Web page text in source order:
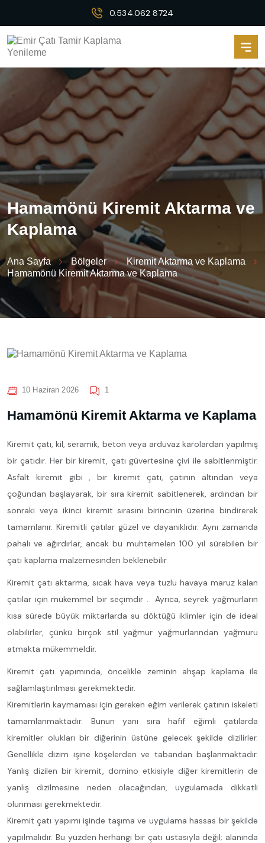
0.534.062 8724
Hamamönü Kiremit Aktarma ve
Kaplama
Ana Sayfa Bölgeler
Kiremit Aktarma ve Kaplama
Hamamönü Kiremit Aktarma ve Kaplama
10 Haziran 2026 1
Hamamönü Kiremit Aktarma ve Kaplama
Kiremit çatı, kil, seramik, beton veya arduvaz karolardan yapılmış
bir çatıdır. Her bir kiremit, çatı güvertesine çivi ile sabitlenmiştir.
Asfalt kiremit gibi , bir kiremit çatı, çatının altından veya
çoğundan başlayarak, bir sıra kiremit sabitlenerek, ardından bir
sonraki veya ikinci kiremit sırasını birincinin üzerine bindirerek
tamamlanır. Kiremitli çatılar güzel ve dayanıklıdır. Aynı zamanda
pahalı ve ağırdırlar, ancak bu muhtemelen 100 yıl sürebilen bir
çatı kaplama malzemesinden beklenebilir
Kiremit çatı aktarma, sıcak hava veya tuzlu havaya maruz kalan
çatılar için mükemmel bir seçimdir . Ayrıca, seyrek yağmurların
kısa sürede büyük miktarlarda su döktüğü iklimler için de ideal
olabilirler, çünkü birçok stil yağmur yağmurlarından yağmuru
atmakta mükemmeldir.
Kiremit çatı yapımında, öncelikle zeminin ahşap kaplama ile
sağlamlaştırılması gerekmektedir.
Kiremitlerin kaymaması için gereken eğim verilerek çatının iskeleti
tamamlanmaktadır. Bunun yanı sıra hafif eğimli çatılarda
kiremitler olukları bir diğerinin üstüne gelecek şekilde dizilirler.
Genellikle dizim işine köşelerden ve tabandan başlanmaktadır.
Yanlış dizilen bir kiremit, domino etkisiyle diğer kiremitlerin de
yanlış dizilmesine neden olacağından, uygulamada dikkatli
olunması gerekmektedir.
Kiremit çatı yapımı işinde taşıma ve uygulama hassas bir şekilde
yapılmalıdır. Bu yüzden herhangi bir çatı ustasıyla değil; alanında